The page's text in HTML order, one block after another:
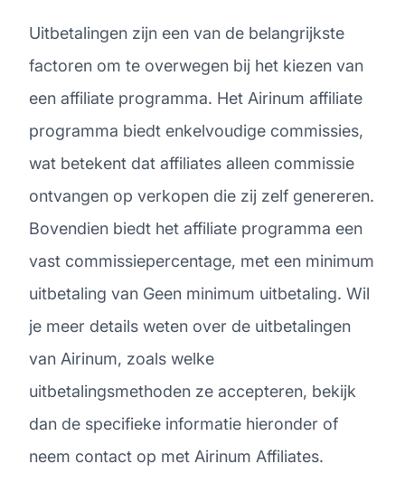
Uitbetalingen zijn een van de belangrijkste
factoren om te overwegen bij het kiezen van
een affiliate programma. Het Airinum affiliate
programma biedt enkelvoudige commissies,
wat betekent dat affiliates alleen commissie
ontvangen op verkopen die zij zelf genereren.
Bovendien biedt het affiliate programma een
vast commissiepercentage, met een minimum
uitbetaling van Geen minimum uitbetaling. Wil
je meer details weten over de uitbetalingen
van Airinum, zoals welke
uitbetalingsmethoden ze accepteren, bekijk
dan de specifieke informatie hieronder of
neem contact op met Airinum Affiliates.